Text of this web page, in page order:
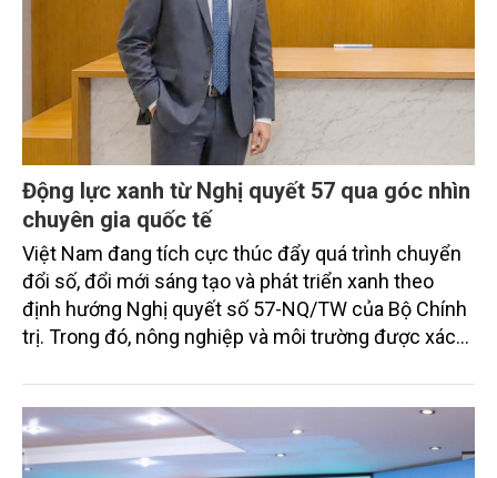
Động lực xanh từ Nghị quyết 57 qua góc nhìn
chuyên gia quốc tế
Việt Nam đang tích cực thúc đẩy quá trình chuyển
đổi số, đổi mới sáng tạo và phát triển xanh theo
định hướng Nghị quyết số 57-NQ/TW của Bộ Chính
trị. Trong đó, nông nghiệp và môi trường được xác
sắc bởi các tiến bộ công nghệ và cam kết bền vững
toàn cầu, đặc biệt là mục tiêu đưa phát thải ròng
bằng 0 (Net-Zero) vào năm 2050.